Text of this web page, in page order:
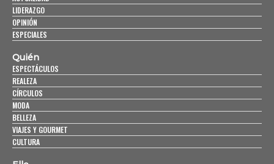
LIDERAZGO
OPINIÓN
ESPECIALES
Quién
ESPECTÁCULOS
REALEZA
CÍRCULOS
MODA
BELLEZA
VIAJES Y GOURMET
CULTURA